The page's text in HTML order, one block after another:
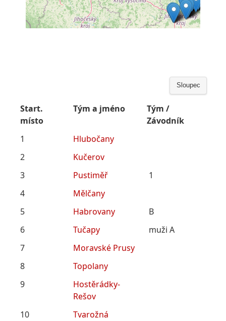
Sloupec
Start.
místo
Tým a jméno
Tým /
Závodník
1
Hlubočany
2
Kučerov
3
Pustiměř
1
4
Mělčany
5
Habrovany
B
6
Tučapy
muži A
7
Moravské Prusy
8
Topolany
9
Hostěrádky-
Rešov
10
Tvarožná